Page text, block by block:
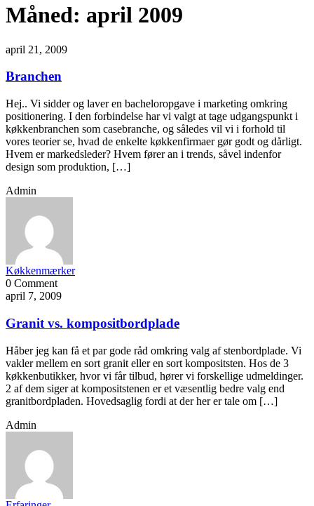
Måned: april 2009
april 21, 2009
Branchen
Hej.. Vi sidder og laver en bacheloropgave i marketing omkring
positionering. I den forbindelse har vi valgt at tage udgangspunkt i
køkkenbranchen som casebranche, og således vil vi i forhold til
vores teorier se, hvad de enkelte køkkenfirmaer gør godt og dårligt.
Hvem er markedsleder? Hvem fører an i trends, såvel indenfor
design som produktion, […]
Admin
Køkkenmærker
0 Comment
april 7, 2009
Granit vs. kompositbordplade
Håber jeg kan få et par gode råd omkring valg af stenbordplade. Vi
vakler mellem en sort granit eller en sort kompositsten. Hos de 3
køkkenbutikker, hvor vi får tilbud, hører vi forskellige udmeldinger.
2 af dem siger at kompositstenen er et væsentlig bedre valg end
granitbordpladen. Hovedsaglig fordi at der her er tale om […]
Admin